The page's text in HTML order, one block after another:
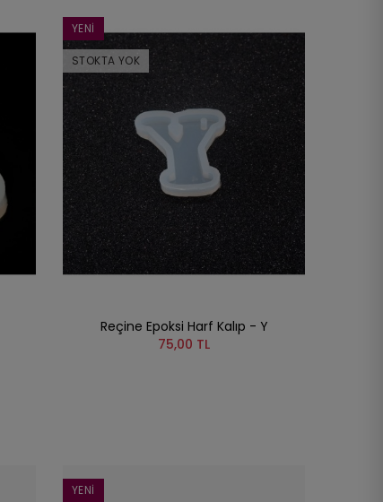
YENI
STOKTA YOK
Reçine Epoksi Harf Kalıp - Y
75,00 TL
YENI